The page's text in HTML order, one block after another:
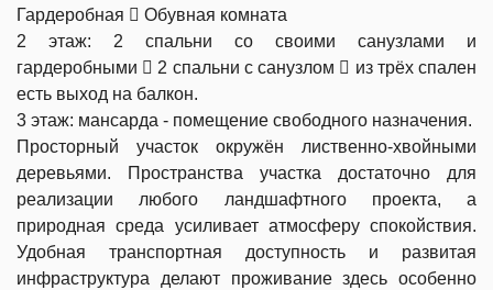
Гардеробная  Обувная комната
2 этаж: 2 спальни со своими санузлами и
гардеробными  2 спальни с санузлом  из трёх спален
есть выход на балкон.
3 этаж: мансарда - помещение свободного назначения.
Просторный участок окружён лиственно‐хвойными
деревьями. Пространства участка достаточно для
реализации любого ландшафтного проекта, а
природная среда усиливает атмосферу спокойствия.
Удобная транспортная доступность и развитая
инфраструктура делают проживание здесь особенно